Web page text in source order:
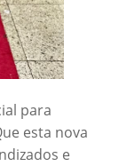
para
esta nova
e